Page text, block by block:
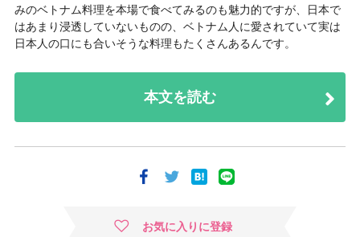
みのベトナム料理を本場で食べてみるのも魅力的ですが、日本で
はあまり浸透していないものの、ベトナム人に愛されていて実は
日本人の口にも合いそうな料理もたくさんあるんです。
本文を読む
お気に入りに登録